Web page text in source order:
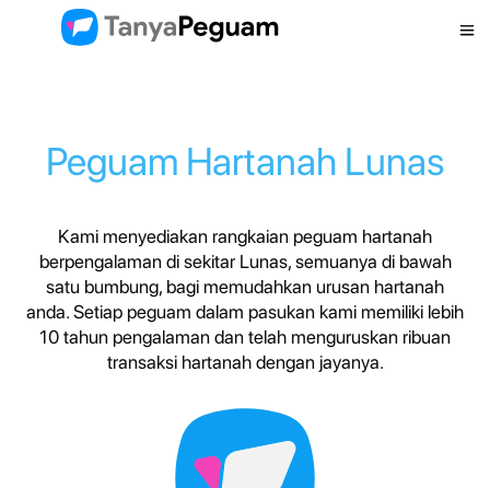
Peguam Hartanah Lunas
Kami menyediakan rangkaian peguam hartanah
berpengalaman di sekitar Lunas, semuanya di bawah
satu bumbung, bagi memudahkan urusan hartanah
anda. Setiap peguam dalam pasukan kami memiliki lebih
10 tahun pengalaman dan telah menguruskan ribuan
transaksi hartanah dengan jayanya.